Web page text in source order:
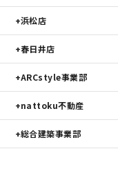
浜松店
春日井店
ARCstyle事業部
nattoku不動産
総合建築事業部